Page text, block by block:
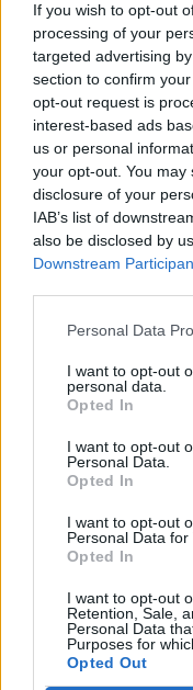
If you wish to opt-out
processing of your
targeted advertising
section to confirm
opt-out request is
interest-based ads
us or personal
your opt-out. You
disclosure of your
IAB’s list of
also be disclosed by
Downstream
Personal Data
I want to opt-out
personal data.
Opted In
I want to opt-out
Personal Data.
Opted In
I want to opt-out
Personal Data for
Opted In
I want to opt-out
Retention, Sale,
Personal Data
Purposes for
Opted Out
αγάπησα και σ'
Το 'θελα, όμως τι
κόντρα στα κύματα
Κι ύστερα από τα
τόσο που αγάπησα
Πώς, πώς να
σου το βύθο
Πώς να μπορέσω
Πώς να μιλήσω
Έτσι σ' αγαπώ,
Ναι
Θέλαμε, πες μου
Λες και δεν
έλκονται πάντα τα
Θα 'θελα να μην σε
μην σε φιλάγα
Σίγουρα θα 'τανε
μην σε ήξερα
Πώς, πώς να
Πώς να μπορέσω
Πώς να μιλήσω
Έτσι σ' αγαπώ,
Ναι